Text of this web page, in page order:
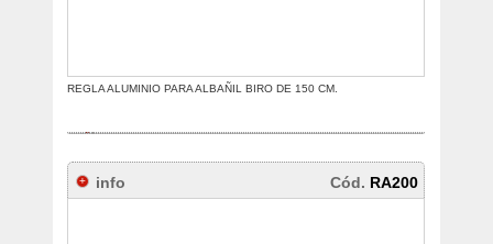
REGLA ALUMINIO PARA ALBAÑIL BIRO DE 150 CM.
info Cód. RA200